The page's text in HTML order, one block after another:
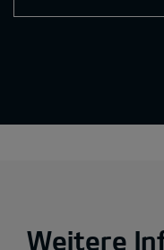
Weitere